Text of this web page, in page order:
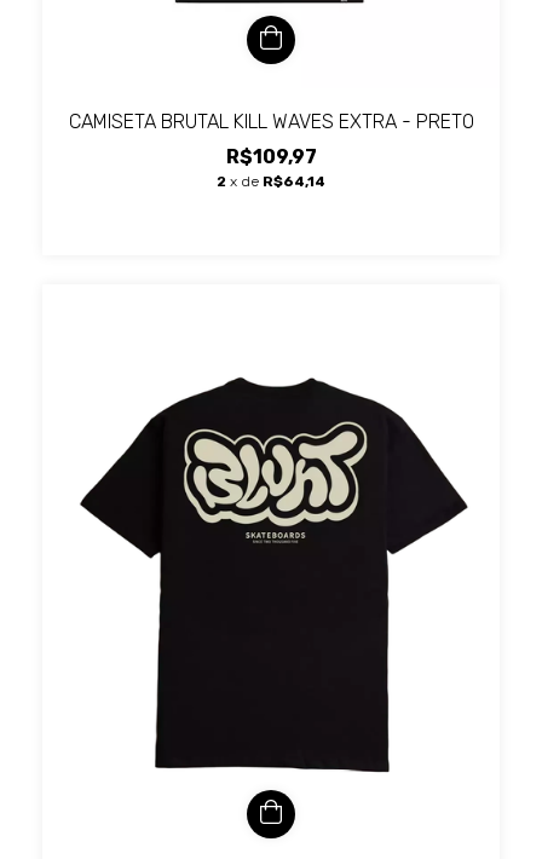
CAMISETA BRUTAL KILL WAVES EXTRA - PRETO
R$109,97
2 x de R$64,14